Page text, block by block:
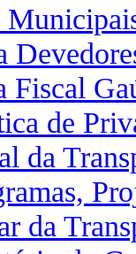
Fiscal
de
da
da